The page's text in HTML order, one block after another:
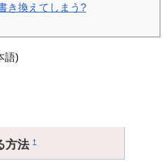
き換えてしまう?
語)
方法†